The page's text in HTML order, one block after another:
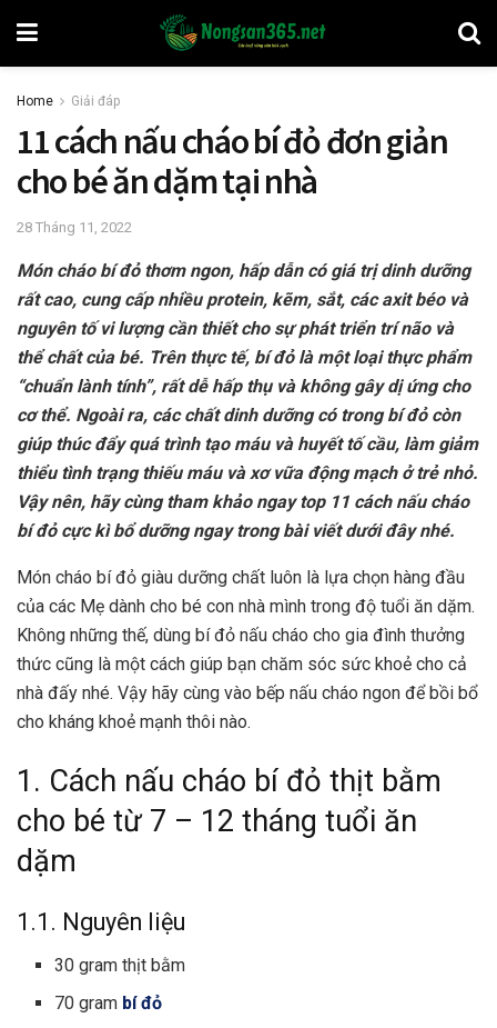
Home Giải đáp
11 cách nấu cháo bí đỏ đơn giản
cho bé ăn dặm tại nhà
28 Tháng 11, 2022
Món cháo bí đỏ thơm ngon, hấp dẫn có giá trị dinh dưỡng
rất cao, cung cấp nhiều protein, kẽm, sắt, các axit béo và
nguyên tố vi lượng cần thiết cho sự phát triển trí não và
thể chất của bé. Trên thực tế, bí đỏ là một loại thực phẩm
“chuẩn lành tính”, rất dễ hấp thụ và không gây dị ứng cho
cơ thể. Ngoài ra, các chất dinh dưỡng có trong bí đỏ còn
giúp thúc đẩy quá trình tạo máu và huyết tố cầu, làm giảm
thiểu tình trạng thiếu máu và xơ vữa động mạch ở trẻ nhỏ.
Vậy nên, hãy cùng tham khảo ngay top 11 cách nấu cháo
bí đỏ cực kì bổ dưỡng ngay trong bài viết dưới đây nhé.
Món cháo bí đỏ giàu dưỡng chất luôn là lựa chọn hàng đầu
của các Mẹ dành cho bé con nhà mình trong độ tuổi ăn dặm.
Không những thế, dùng bí đỏ nấu cháo cho gia đình thưởng
thức cũng là một cách giúp bạn chăm sóc sức khoẻ cho cả
nhà đấy nhé. Vậy hãy cùng vào bếp nấu cháo ngon để bồi bổ
cho kháng khoẻ mạnh thôi nào.
1. Cách nấu cháo bí đỏ thịt bằm
cho bé từ 7 – 12 tháng tuổi ăn
dặm
1.1. Nguyên liệu
30 gram thịt bằm
70 gram bí đỏ